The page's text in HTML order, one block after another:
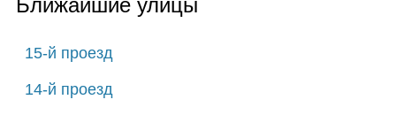
15-й проезд
14-й проезд